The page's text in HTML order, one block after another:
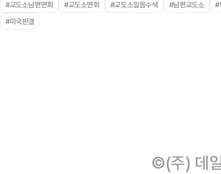
#교도소남편면회 #교도소면회 #교도소알몸수색 #남편교도소
#
#미국판결
©(주) 데